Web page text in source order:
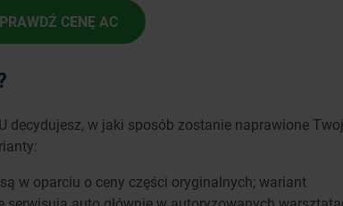
CENĘ AC
decydujesz, w jaki sposób zostanie naprawione
w oparciu o ceny części oryginalnych; wariant